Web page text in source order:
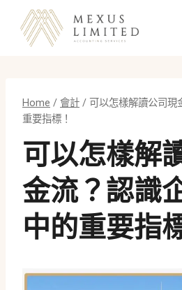
content
Home / 會計 / 可以怎樣解讀公司現
重要指標！
可以怎樣解
金流？認識
中的重要指